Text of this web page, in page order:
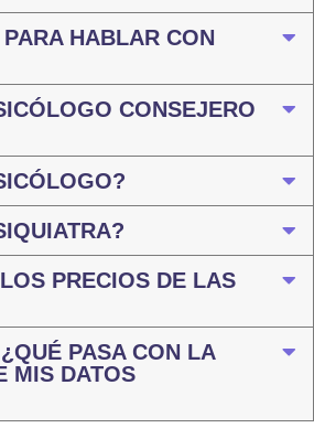
HABLAR CON
CONSEJERO
PRECIOS DE LAS
PASA CON LA
MIS DATOS